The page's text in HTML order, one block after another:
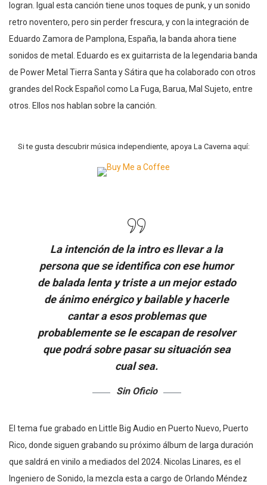
logran. Igual esta canción tiene unos toques de punk, y un sonido
retro noventero, pero sin perder frescura, y con la integración de
Eduardo Zamora de Pamplona, España, la banda ahora tiene
sonidos de metal. Eduardo es ex guitarrista de la legendaria banda
de Power Metal Tierra Santa y Sátira que ha colaborado con otros
grandes del Rock Español como La Fuga, Barua, Mal Sujeto, entre
otros. Ellos nos hablan sobre la canción.
Si te gusta descubrir música independiente, apoya La Caverna aquí:
La intención de la intro es llevar a la
persona que se identifica con ese humor
de balada lenta y triste a un mejor estado
de ánimo enérgico y bailable y hacerle
cantar a esos problemas que
probablemente se le escapan de resolver
que podrá sobre pasar su situación sea
cual sea.
Sin Oficio
El tema fue grabado en Little Big Audio en Puerto Nuevo, Puerto
Rico, donde siguen grabando su próximo álbum de larga duración
que saldrá en vinilo a mediados del 2024. Nicolas Linares, es el
Ingeniero de Sonido, la mezcla esta a cargo de Orlando Méndez